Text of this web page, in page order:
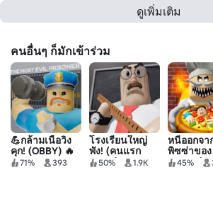
ดูเพิ่มเติม
คนอื่นๆ ก็มักเข้าร่วม
💪กล้ามเนื้อวิ่ง
คุก! (OBBY) 🔥
71% 393
โรงเรียนใหญ่
พัง! (คนแรก
Obby)
50% 1.9K
หนีออกจา
พิซซ่าของ
Pizza!
45%